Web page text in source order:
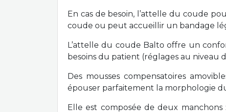
En cas de besoin, l’attelle du coude
coude ou peut accueillir un bandage
L’attelle du coude Balto offre un
besoins du patient (réglages au niveau
Des mousses compensatoires
épouser parfaitement la morphologie
Elle est composée de deux